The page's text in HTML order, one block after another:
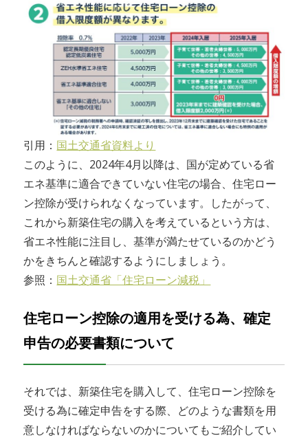
引用： 国土交通省資料より
このように、2024年4月以降は、国が定めている省
エネ基準に適合できていない住宅の場合、住宅ロー
ン控除が受けられなくなっています。したがって、
これから新築住宅の購入を考えているという方は、
省エネ性能に注目し、基準が満たせているのかどう
かをきちんと確認するようにしましょう。
参照： 国土交通省「住宅ローン減税」
住宅ローン控除の適用を受ける為、確定
申告の必要書類について
それでは、新築住宅を購入して、住宅ローン控除を
受ける為に確定申告をする際、どのような書類を用
意しなければならないのかについてもご紹介してい